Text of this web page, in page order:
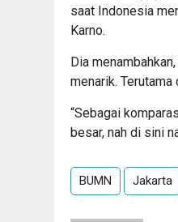
saat Indonesia
Karno.
Dia
menarik. Terutama
“Sebagai
besar, nah di sini
BUMN Jakarta